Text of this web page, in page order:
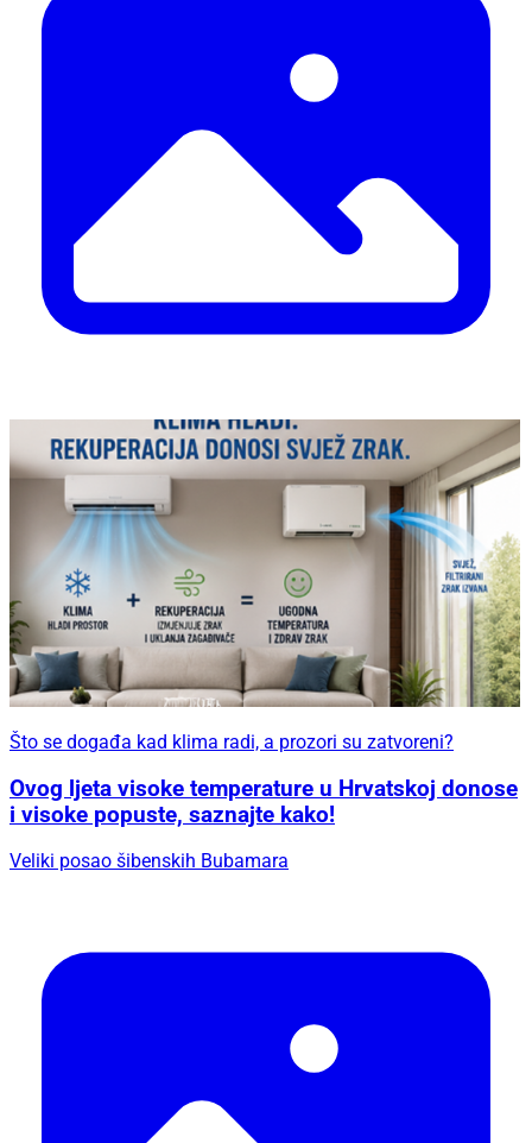
Što se događa kad klima radi, a prozori su zatvoreni?
Ovog ljeta visoke temperature u Hrvatskoj donose
i visoke popuste, saznajte kako!
Veliki posao šibenskih Bubamara